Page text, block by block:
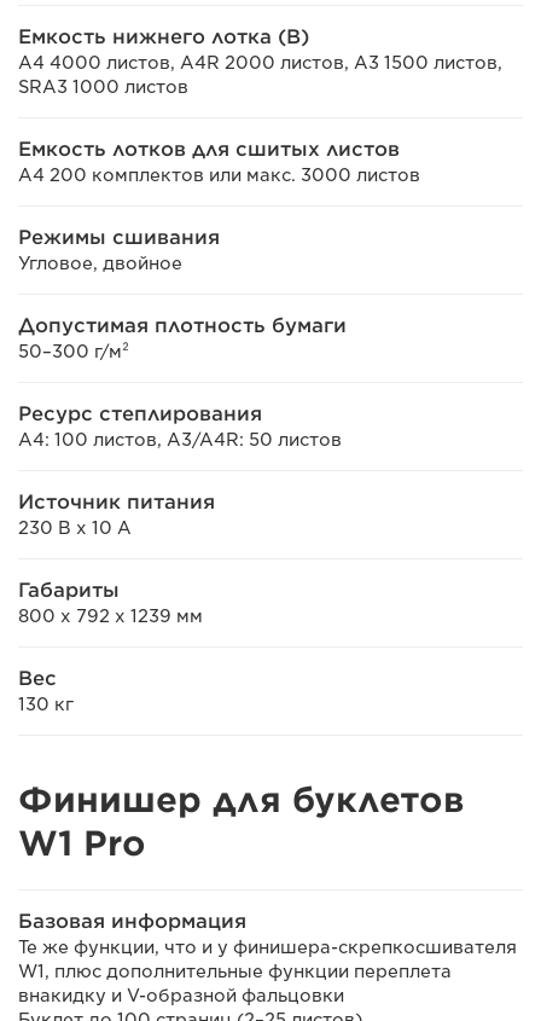
Емкость нижнего лотка (B)
A4 4000 листов, A4R 2000 листов, A3 1500 листов,
SRA3 1000 листов
Емкость лотков для сшитых листов
A4 200 комплектов или макс. 3000 листов
Режимы сшивания
Угловое, двойное
Допустимая плотность бумаги
50–300 г/м²
Ресурс степлирования
A4: 100 листов, A3/A4R: 50 листов
Источник питания
230 В x 10 А
Габариты
800 x 792 x 1239 мм
Вес
130 кг
Финишер для буклетов
W1 Pro
Базовая информация
Те же функции, что и у финишера-скрепкосшивателя
W1, плюс дополнительные функции переплета
внакидку и V-образной фальцовки